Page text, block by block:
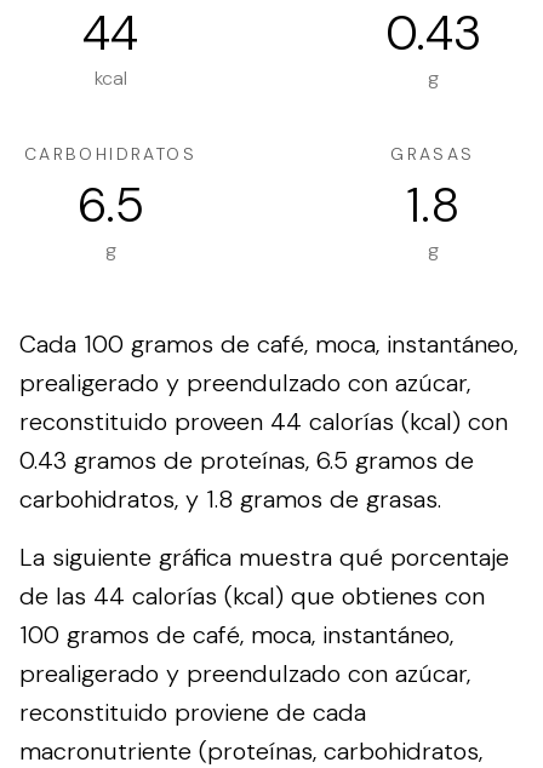
44
kcal
0.43
g
CARBOHIDRATOS
6.5
g
GRASAS
1.8
g
Cada 100 gramos de café, moca, instantáneo,
prealigerado y preendulzado con azúcar,
reconstituido proveen 44 calorías (kcal) con
0.43 gramos de proteínas, 6.5 gramos de
carbohidratos, y 1.8 gramos de grasas.
La siguiente gráfica muestra qué porcentaje
de las 44 calorías (kcal) que obtienes con
100 gramos de café, moca, instantáneo,
prealigerado y preendulzado con azúcar,
reconstituido proviene de cada
macronutriente (proteínas, carbohidratos,